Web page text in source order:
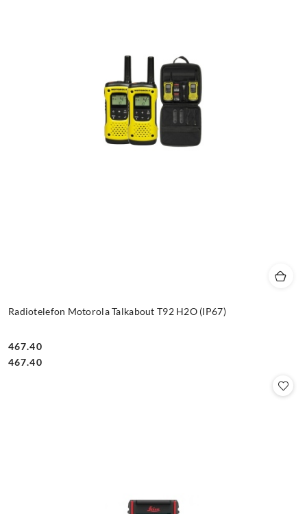
Radiotelefon Motorola Talkabout T92 H2O (IP67)
Cena:
467.40
Cena:
467.40